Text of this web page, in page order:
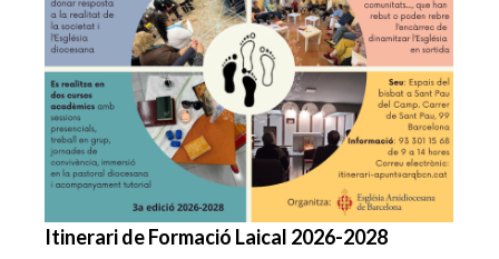
Itinerari de Formació Laical 2026-2028